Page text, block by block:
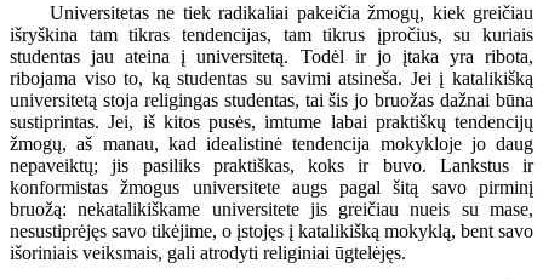
Universitetas ne tiek radikaliai pakeičia žmogų, kiek greičiau
išryškina tam tikras tendencijas, tam tikrus įpročius, su kuriais
studentas jau ateina į universitetą. Todėl ir jo įtaka yra ribota,
ribojama viso to, ką studentas su savimi atsineša. Jei į katalikišką
universitetą stoja religingas studentas, tai šis jo bruožas dažnai būna
sustiprintas. Jei, iš kitos pusės, imtume labai praktiškų tendencijų
žmogų, aš manau, kad idealistinė tendencija mokykloje jo daug
nepaveiktų; jis pasiliks praktiškas, koks ir buvo. Lankstus ir
konformistas žmogus universitete augs pagal šitą savo pirminį
bruožą: nekatalikiškame universitete jis greičiau nueis su mase,
nesustiprėjęs savo tikėjime, o įstojęs į katalikišką mokyklą, bent savo
išoriniais veiksmais, gali atrodyti religiniai ūgtelėjęs.